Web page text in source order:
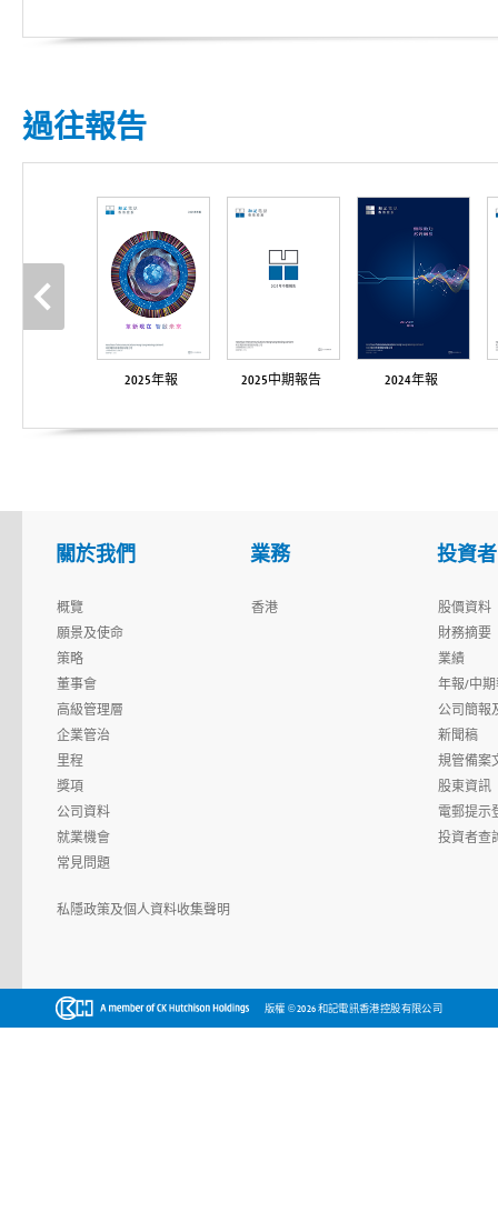
過往報告
2025年報 2025中期報告 2024年報
關於我們
概覽
願景及使命
策略
董事會
高級管理層
企業管治
里程
獎項
公司資料
就業機會
常見問題
業務
香港
投資
股價資料
財務摘要
業績
年報/中期
公司簡報
新聞稿
規管備案
股東資訊
電郵提示
投資者查
私隱政策及個人資料收集聲明
版權 ©2026 和記電訊香港控股有限公司